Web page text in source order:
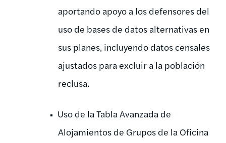
aportando apoyo a los defensores del
uso de bases de datos alternativas en
sus planes, incluyendo datos censales
ajustados para excluir a la población
reclusa.
Uso de la Tabla Avanzada de
Alojamientos de Grupos de la Oficina